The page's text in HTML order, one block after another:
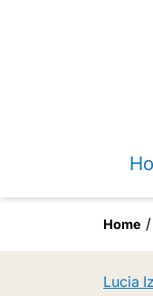
Home
Lucia